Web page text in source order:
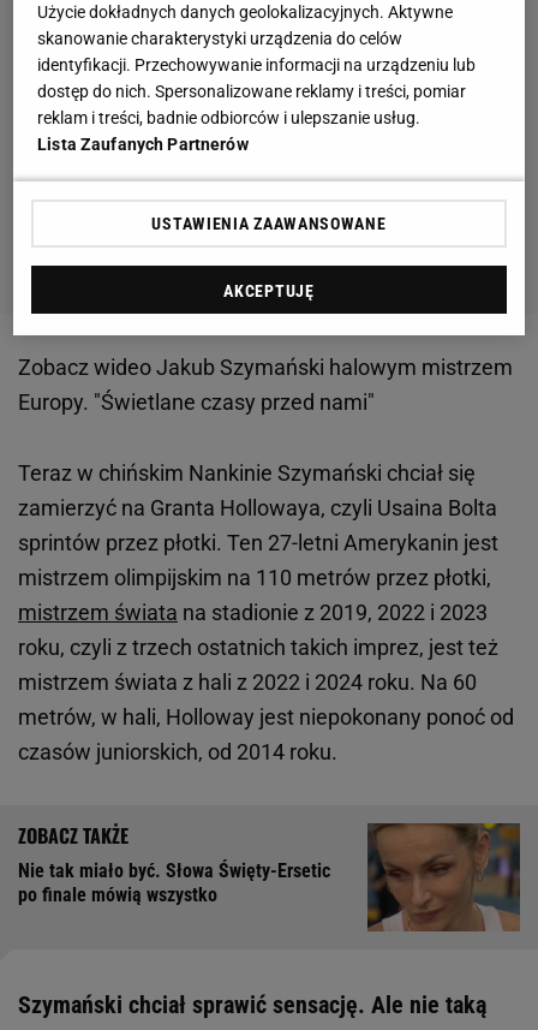
Zobacz wideoJakub Szymański halowym mistrzem
Europy. "Świetlane czasy przed nami"
Teraz w chińskim Nankinie Szymański chciał się
zamierzyć na Granta Hollowaya, czyli Usaina Bolta
sprintów przez płotki. Ten 27-letni Amerykanin jest
mistrzem olimpijskim na 110 metrów przez płotki,
mistrzem świata na stadionie z 2019, 2022 i 2023
roku, czyli z trzech ostatnich takich imprez, jest też
mistrzem świata z hali z 2022 i 2024 roku. Na 60
metrów, w hali, Holloway jest niepokonany ponoć od
czasów juniorskich, od 2014 roku.
Nie tak miało być. Słowa Święty-Ersetic
po finale mówią wszystko
Szymański chciał sprawić sensację. Ale nie taką
Użycie dokładnych danych geolokalizacyjnych. Aktywne
skanowanie charakterystyki urządzenia do celów
identyfikacji. Przechowywanie informacji na urządzeniu lub
dostęp do nich. Spersonalizowane reklamy i treści, pomiar
reklam i treści, badnie odbiorców i ulepszanie usług.
Lista Zaufanych Partnerów
USTAWIENIA ZAAWANSOWANE
AKCEPTUJĘ